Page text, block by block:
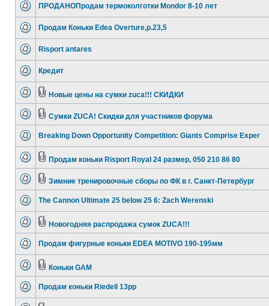
ПРОДАНОПродам термоколготки Mondor 8-10 лет
Продам Коньки Edea Overture,р.23,5
Risport antares
Кредит
Новые цены на сумки zuca!!! СКИДКИ
Сумки ZUCA! Скидки для участников форума
Breaking Down Opportunity Competition: Giants Comprise Exper
Продам коньки Risport Royal 24 размер, 050 210 86 80
Зимние тренировочные сборы по ФК в г. Санкт-Петербург
The Cannon Ultimate 25 below 25 6: Zach Werenski
Новогодняя распродажа сумок ZUCA!!!
Продам фигурные коньки EDEA MOTIVO 190-195мм
Коньки GAM
Продам коньки Riedell 13рр